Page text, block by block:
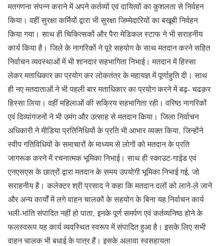
मतगणना संपन्न कराने में अपने कर्तव्यों एवं दायित्वों का कुशलता से निर्वहन
किया। वहीं सुरक्षा कर्मियों द्वारा भी सुरक्षा जिम्मेदारियों का बखूबी निर्वहन
किया गया। साथ ही चिकित्सकों और पैरा मेडिकल स्टाफ ने भी सराहनीय
कार्य किया है। जिले के नागरिकों ने पूरे सहयोग के साथ मतदान करने सहित
निर्वाचन व्यवस्थाओं में भी शानदार सहभागिता निभाई। मतदान में हिस्सा
लेकर मताधिकार का प्रयोग कर लोकतंत्र के महायज्ञ में पूर्णाहुति दी। साथ
ही नए मतदाताओं ने भी पहली बार मताधिकार का प्रयोग करने में बढ़- चढक़र
हिस्सा लिया। वहीं महिलाओं की सक्रिय सहभागिता रही। वरिष्ठ नागरिकों
एवं दिव्यांगजनों ने भी उमंग और उत्साह से मतदान किया। जिला निर्वाचन
अधिकारी ने मीडिया प्रतिनिधियों के प्रति भी आभार व्यक्त किया, जिन्होंने
स्वीप गतिविधियों के समाचारों के माध्यम से लोगों को मतदान के प्रति
जागरूक करने में रचनात्मक भूमिका निभाई। साथ ही स्काउट-गाईड एवं
एनएसएस के छात्रों द्वारा मतदान के समय उपयोगी भूमिका निभाई गई, जो
सराहनीय है। कलेक्टर श्री प्रसाद ने कहा कि मतदान दलों को लाने-ले जाने
और अन्य कार्यों में लगे वाहन चालकों के सहयोग के बिना यह निर्वाचन कार्य
भली-भांति संपादित नहीं हो पाता, इनके पूर्ण समर्पण एवं कर्तव्यनिष्ठ होने के
फलस्वरूप यह कार्य व्यवस्थित स्वरूप में संपादित हुआ है। इसके लिए सभी
वाहन चालक भी बधाई के पात्र हैं। इसके अलावा स्वसहायता